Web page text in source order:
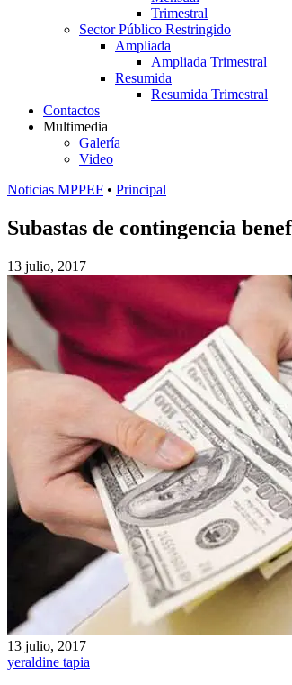
Trimestral
Sector Público Restringido
Ampliada
Ampliada Trimestral
Resumida
Resumida Trimestral
Contactos
Multimedia
Galería
Video
Noticias MPPEF • Principal
Subastas de contingencia
13 julio, 2017
13 julio, 2017
yeraldine tapia